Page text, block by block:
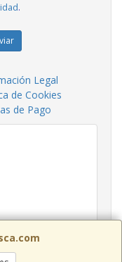
.
Legal
de Cookies
de Pago